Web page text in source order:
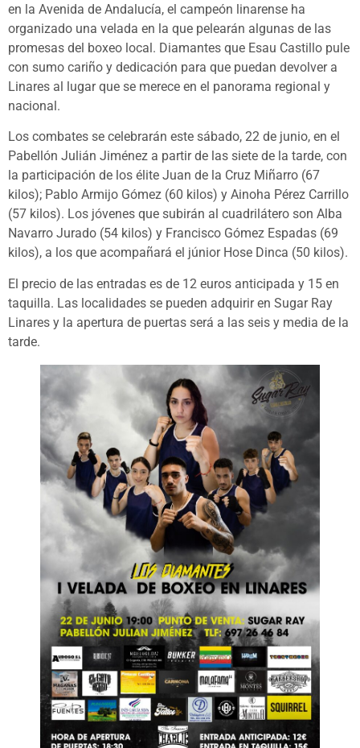
en la Avenida de Andalucía, el campeón linarense ha
organizado una velada en la que pelearán algunas de las
promesas del boxeo local. Diamantes que Esau Castillo pule
con sumo cariño y dedicación para que puedan devolver a
Linares al lugar que se merece en el panorama regional y
nacional.
Los combates se celebrarán este sábado, 22 de junio, en el
Pabellón Julián Jiménez a partir de las siete de la tarde, con
la participación de los élite Juan de la Cruz Miñarro (67
kilos); Pablo Armijo Gómez (60 kilos) y Ainoha Pérez Carrillo
(57 kilos). Los jóvenes que subirán al cuadrilátero son Alba
Navarro Jurado (54 kilos) y Francisco Gómez Espadas (69
kilos), a los que acompañará el júnior Hose Dinca (50 kilos).
El precio de las entradas es de 12 euros anticipada y 15 en
taquilla. Las localidades se pueden adquirir en Sugar Ray
Linares y la apertura de puertas será a las seis y media de la
tarde.